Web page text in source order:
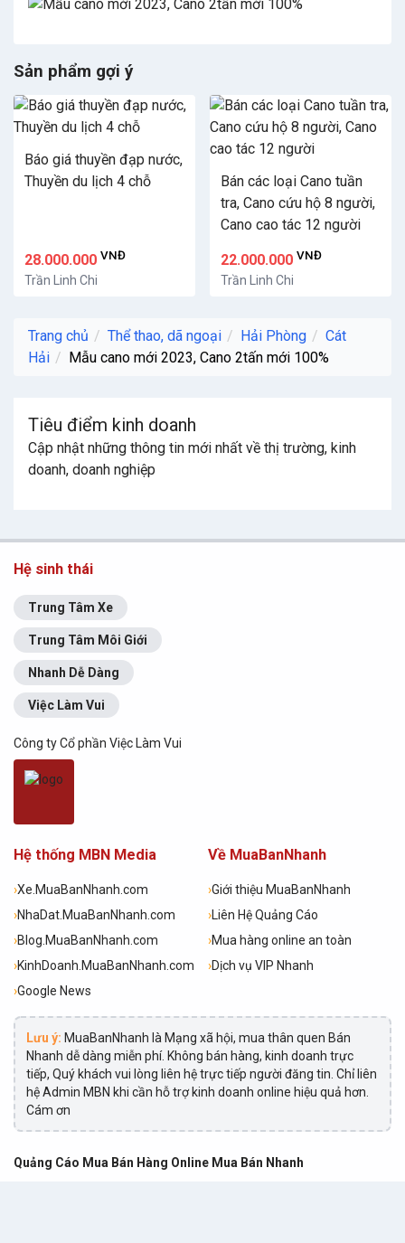
Sản phẩm gợi ý
Báo giá thuyền đạp nước,
Thuyền du lịch 4 chỗ
28.000.000 VNĐ
Trần Linh Chi
Bán các loại Cano tuần
tra, Cano cứu hộ 8 người,
Cano cao tác 12 người
22.000.000 VNĐ
Trần Linh Chi
Trang chủ Thể thao, dã ngoại Hải Phòng
Cát
Hải
Mẫu cano mới 2023, Cano 2tấn mới 100%
Tiêu điểm kinh doanh
Cập nhật những thông tin mới nhất về thị trường, kinh
doanh, doanh nghiệp
Hệ sinh thái
Trung Tâm Xe
Trung Tâm Môi Giới
Nhanh Dễ Dàng
Việc Làm Vui
Công ty Cổ phần Việc Làm Vui
Hệ thống MBN Media
›Xe.MuaBanNhanh.com
›NhaDat.MuaBanNhanh.com
›Blog.MuaBanNhanh.com
›KinhDoanh.MuaBanNhanh.com
›Google News
Về MuaBanNhanh
›Giới thiệu MuaBanNhanh
›Liên Hệ Quảng Cáo
›Mua hàng online an toàn
›Dịch vụ VIP Nhanh
Lưu ý: MuaBanNhanh là Mạng xã hội, mua thân quen Bán
Nhanh dễ dàng miễn phí. Không bán hàng, kinh doanh trực
tiếp, Quý khách vui lòng liên hệ trực tiếp người đăng tin. Chỉ liên
hệ Admin MBN khi cần hỗ trợ kinh doanh online hiệu quả hơn.
Cám ơn
Quảng Cáo Mua Bán Hàng Online Mua Bán Nhanh